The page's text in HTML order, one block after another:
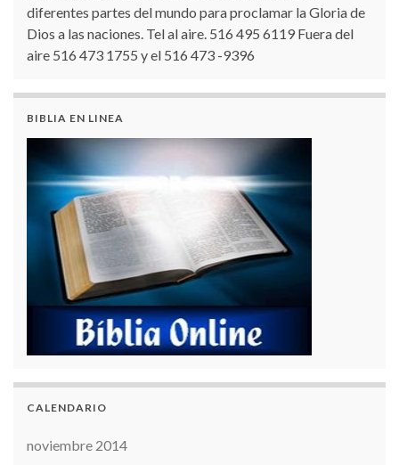
diferentes partes del mundo para proclamar la Gloria de
Dios a las naciones. Tel al aire. 516 495 6119 Fuera del
aire 516 473 1755 y el 516 473 -9396
BIBLIA EN LINEA
CALENDARIO
noviembre 2014